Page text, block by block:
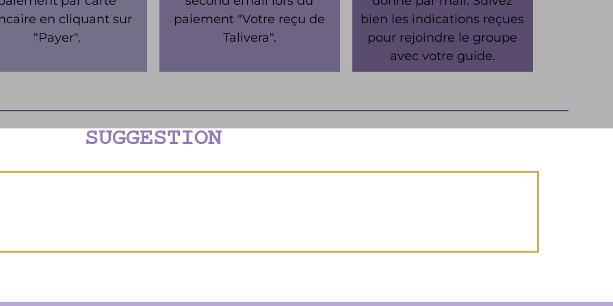
en cliquant sur
"Payer".
paiement "Votre reçu de
Talivera".
bien les indications reçues
pour rejoindre le groupe
avec votre guide.
SUGGESTION